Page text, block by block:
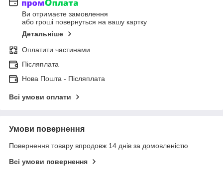
Ви отримаєте замовлення
або гроші повернуться на вашу картку
Детальніше
Оплатити частинами
Післяплата
Нова Пошта - Післяплата
Всі умови оплати
Умови повернення
Повернення товару впродовж 14 днів за домовленістю
Всі умови повернення